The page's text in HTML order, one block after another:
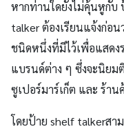
หากท่านใดยังไม่คุ้นหูกับ
talker ต้องเรียนแจ้งก่อ
ชนิดหนึ่งที่มีไว้เพื่อแสดง
แบรนด์ต่าง ๆ ซึ่งจะนิยม
ซูเปอร์มาร์เก็ต และ ร้าน
โดยป้าย shelf talkerสา